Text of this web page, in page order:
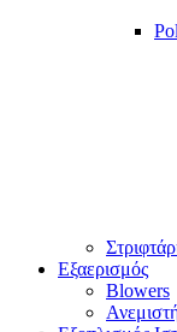
Εξαερισμός
Blowers